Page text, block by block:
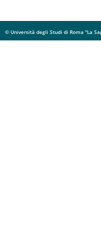
© Università degli Studi di Roma "La